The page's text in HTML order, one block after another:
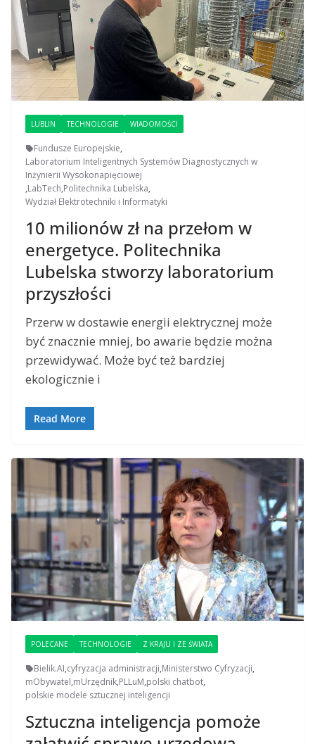
LUBLIN TECHNOLOGIE WIADOMOŚCI
Fundusze Europejskie,
Laboratorium Inteligentnych Systemów Diagnostycznych w
Inżynierii Wysokonapięciowej
,LabTech,Politechnika Lubelska,
Wydział Elektrotechniki i Informatyki
10 milionów zł na przełom w
energetyce. Politechnika
Lubelska stworzy laboratorium
przyszłości
Przerw w dostawie energii elektrycznej może
być znacznie mniej, bo awarie będzie można
przewidywać. Może być też bardziej
ekologicznie i
Read More
POLECANE TECHNOLOGIE Z KRAJU I ZE ŚWIATA
Bielik.AI,cyfryzacja administracji,Ministerstwo Cyfryzacji,
mObywatel,mUrzędnik,PLLuM,polski chatbot,
polskie modele sztucznej inteligencji
Sztuczna inteligencja pomoże